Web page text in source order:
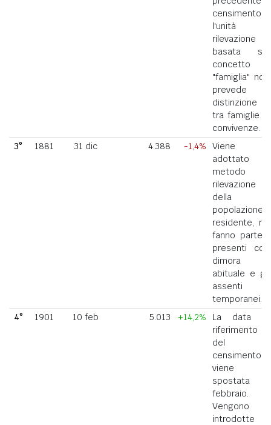
censimento,
l'unità di
rilevazione
basata sul
concetto di
"famiglia" non
prevede la
distinzione
tra famiglie e
convivenze.
3°
1881 31 dic 4.388 -1,4%
Viene
adottato il
metodo di
rilevazione
della
popolazione
residente, ne
fanno parte i
presenti con
dimora
abituale e gli
assenti
temporanei.
4°
1901 10 feb 5.013 +14,2%
La data di
riferimento
del
censimento
viene
spostata a
febbraio.
Vengono
introdotte